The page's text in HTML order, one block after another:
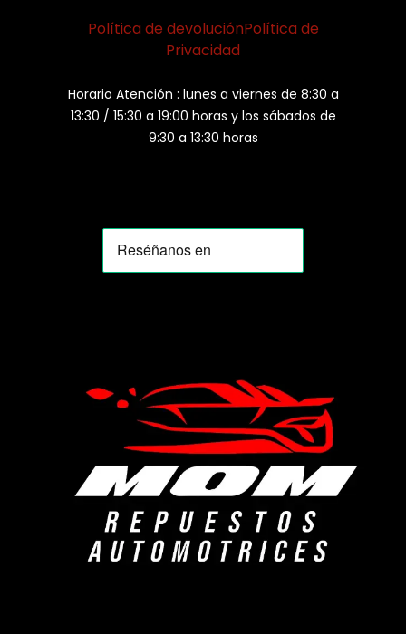
Política de devoluciónPolítica de
Privacidad
Horario Atención : lunes a viernes de 8:30 a
13:30 / 15:30 a 19:00 horas y los sábados de
9:30 a 13:30 horas